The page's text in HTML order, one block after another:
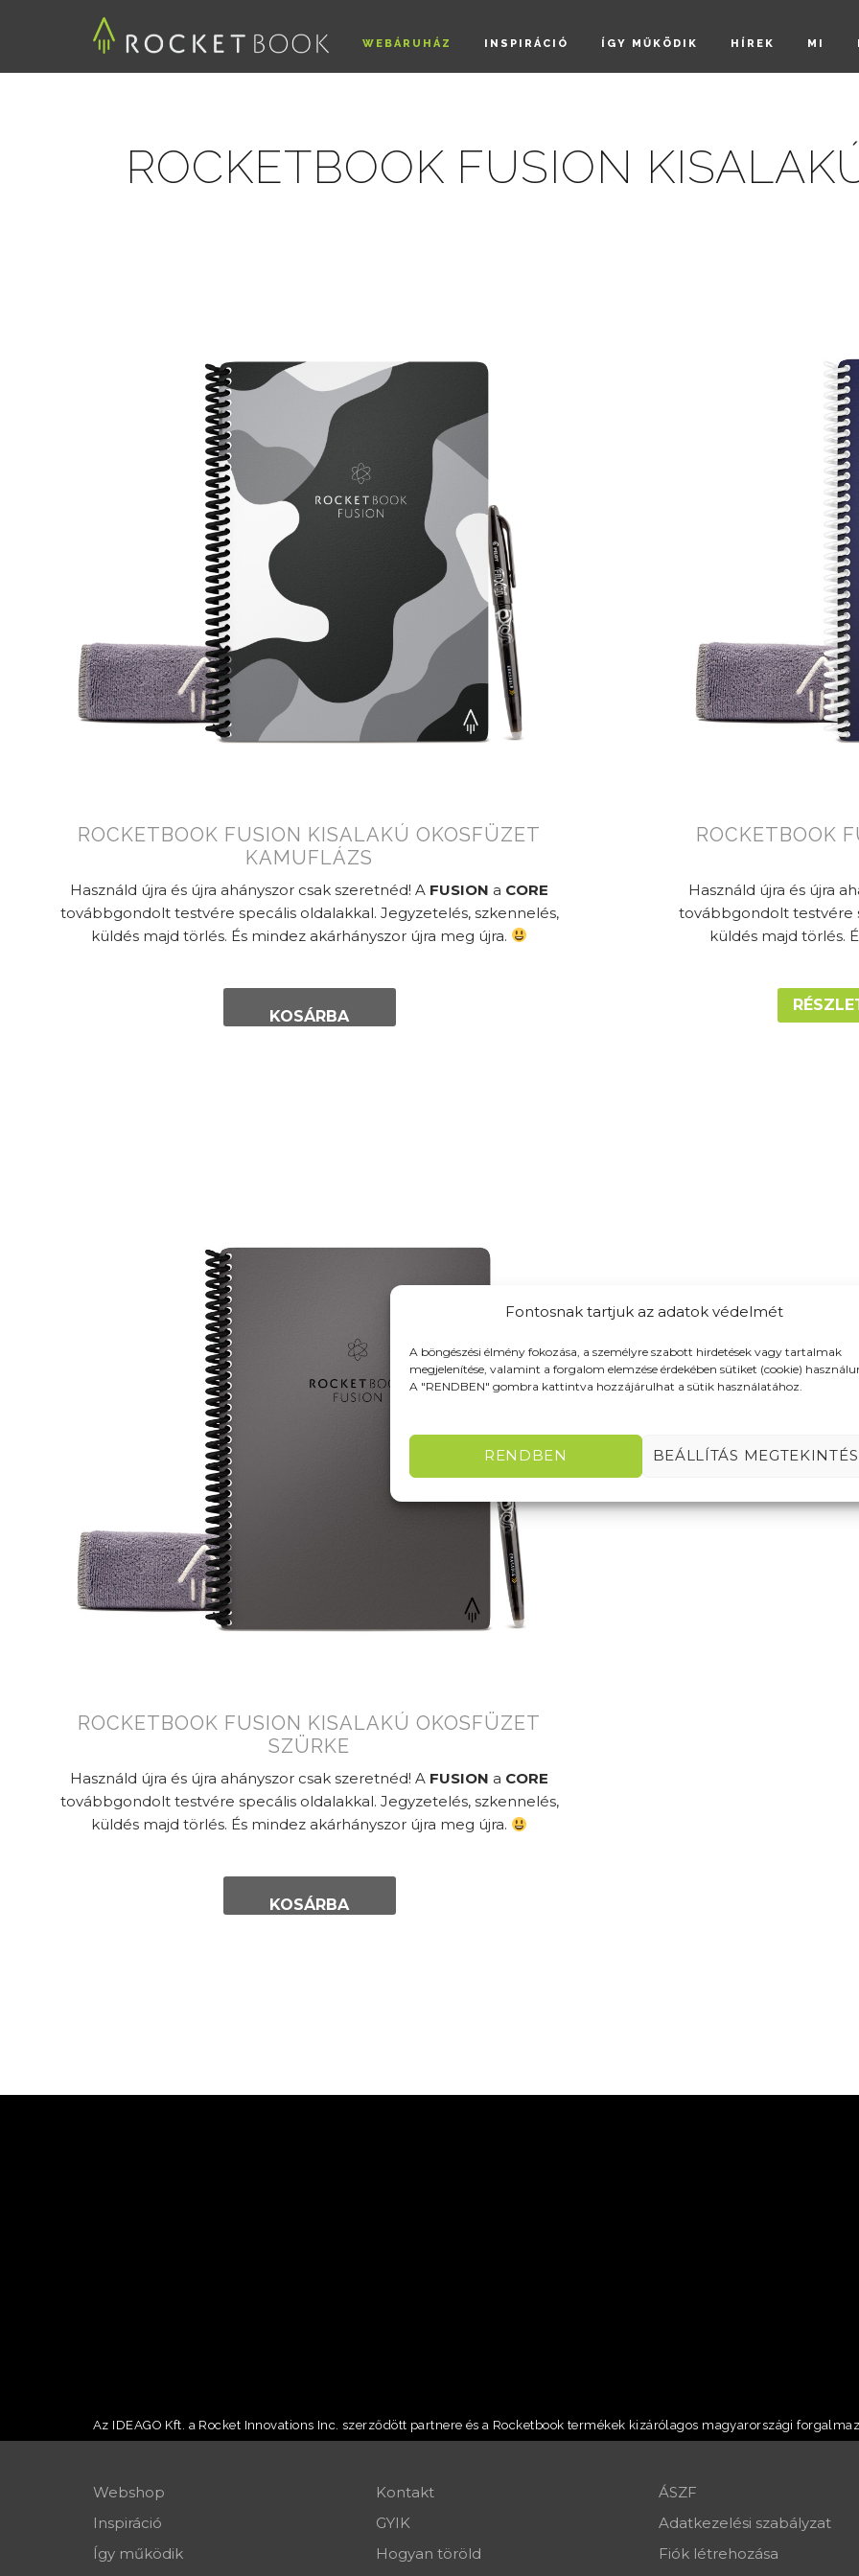
Fontosnak tartjuk az adatok védelmét
A böngészési élmény fokozása, a személyre szabott hirdetések vagy tartalmak
megjelenítése, valamint a forgalom elemzése érdekében sütiket (cookie)
A "RENDBEN" gombra kattintva hozzájárulhat a sütik használatához.
RENDBEN BEÁLLÍTÁS
WEBÁRUHÁZ INSPIRÁCIÓ ÍGY MŰKÖDIK HÍREK MI
ROCKETBOOK FUSION
ROCKETBOOK FUSION KISALAKÚ OKOSFÜZET
KAMUFLÁZS
Használd újra és újra ahányszor csak szeretnéd! A FUSION a CORE
továbbgondolt testvére specális oldalakkal. Jegyzetelés, szkennelés,
küldés majd törlés. És mindez akárhányszor újra meg újra.
KOSÁRBA
ROCKETBOOK
Használd újra és újra
továbbgondolt testvére
küldés majd törlés.
ROCKETBOOK FUSION KISALAKÚ OKOSFÜZET
SZÜRKE
Használd újra és újra ahányszor csak szeretnéd! A FUSION a CORE
továbbgondolt testvére specális oldalakkal. Jegyzetelés, szkennelés,
küldés majd törlés. És mindez akárhányszor újra meg újra.
KOSÁRBA
Az IDEAGO Kft. a Rocket Innovations Inc. szerződött partnere és a Rocketbook termékek kizárólagos magyarországi
Webshop
Inspiráció
Így működik
Kontakt
GYIK
Hogyan töröld
ÁSZF
Adatkezelési szabályzat
Fiók létrehozása